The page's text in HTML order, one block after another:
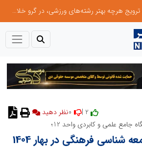
توسعه ورزش‌های رزمی و ترویج هرچه بهتر رشته‌های ورزشی، در گرو خلاقیت و نوآوری است
نظر دهید
جامع علمی و کابردی واحد 12؛
فرهنگی در بهار 1404